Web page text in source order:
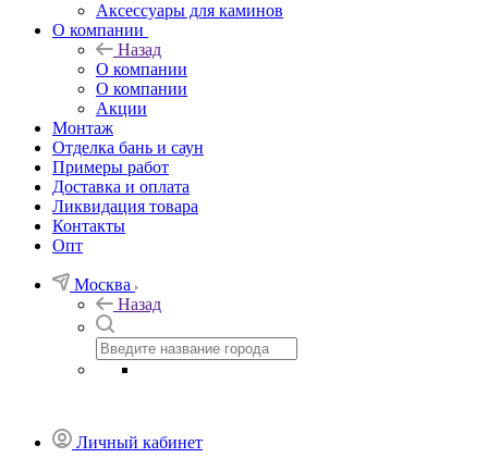
Аксессуары для каминов
О компании
Назад
О компании
О компании
Акции
Монтаж
Отделка бань и саун
Примеры работ
Доставка и оплата
Ликвидация товара
Контакты
Опт
Москва
Назад
Личный кабинет